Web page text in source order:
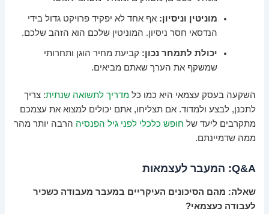
מוניטין וניסיון: אף אחד לא יפקיד פרויקט גדול בידי
הנדסאי חסר ניסיון. המוניטין שלכם הוא הזהב שלכם.
יכולת לתמחר נכון: קביעת מחיר הוגן ותחרותי
שמשקף את הערך שאתם מביאים.
השקעה בעסק עצמאי היא כמו כלמדריך לתשואה שנתית: צריך
לתכנן, לבצע ולמדוד. אם תצליחו, אתם יכולים למצוא את עצמכם
מתקרבים ליעד של חופש כלכלי לפני גיל הפנסיה הרבה יותר מהר
ממה שדמיינתם.
Q&A: המעבר לעצמאות
שאלה: מהם הסיכונים העיקריים במעבר מעבודה כשכיר
לעבודה כעצמאי?